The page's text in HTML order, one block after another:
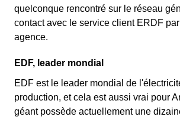
quelconque rencontré sur le réseau
contact avec le service client ERDF
agence.
EDF, leader mondial
EDF est le leader mondial de
production, et cela est aussi vrai pour
géant possède actuellement une